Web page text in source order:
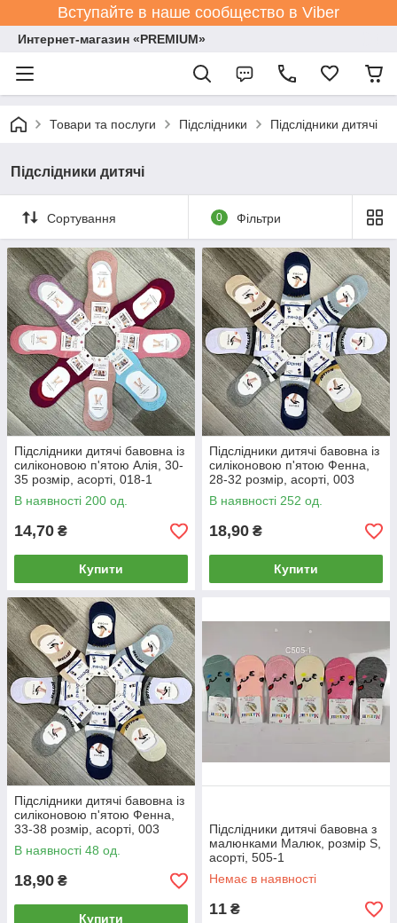
Вступайте в наше сообщество в Viber
Интернет-магазин «PREMIUM»
Товари та послуги Підслідники Підслідники дитячі
Підслідники дитячі
Сортування 0 Фільтри
Підслідники дитячі бавовна із
силіконовою п'ятою Алія, 30-
35 розмір, асорті, 018-1
В наявності 200 од.
14,70 ₴
Купити
Підслідники дитячі бавовна із
силіконовою п'ятою Фенна,
28-32 розмір, асорті, 003
В наявності 252 од.
18,90 ₴
Купити
Підслідники дитячі бавовна із
силіконовою п'ятою Фенна,
33-38 розмір, асорті, 003
В наявності 48 од.
18,90 ₴
Купити
Підслідники дитячі бавовна з
малюнками Малюк, розмір S,
асорті, 505-1
Немає в наявності
11 ₴